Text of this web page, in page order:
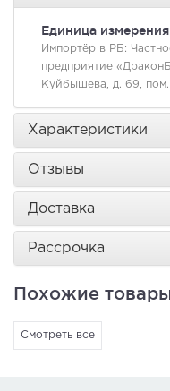
Единица
Импортёр в РБ:
предприятие
Куйбышева, д. 69, пом.
Характеристики
Отзывы
Доставка
Рассрочка
Похожие
Смотреть все